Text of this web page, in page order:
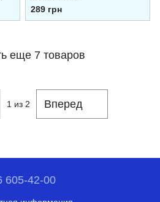
289 грн
еще 7 товаров
1 из 2 Вперед
605-42-00